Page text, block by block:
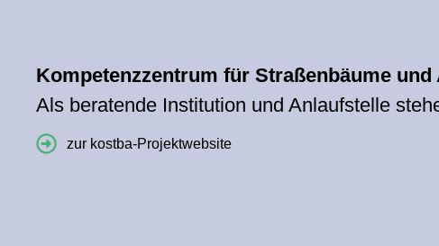
Kompetenzzentrum für Straßenbäume und
Als beratende Institution und Anlaufstelle
zur kostba-Projektwebsite